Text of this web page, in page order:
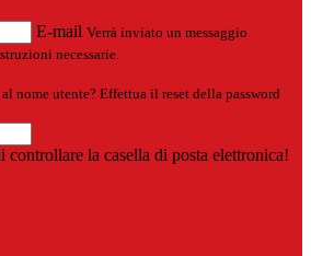
E-mail Verrà inviato un messaggio
necessarie.
nome utente? Effettua il reset della password
controllare la casella di posta elettronica!